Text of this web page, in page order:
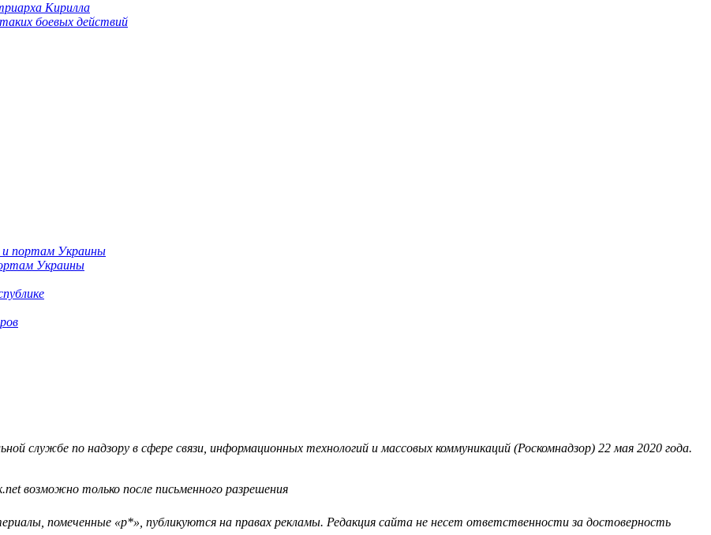
Кирилла
боевых действий
Украины
службе по надзору в сфере связи, информационных технологий и массовых коммуникаций (Роскомнадзор) 22 мая 2020 года.
возможно только после письменного разрешения
помеченные «р*», публикуются на правах рекламы. Редакция сайта не несет ответственности за достоверность